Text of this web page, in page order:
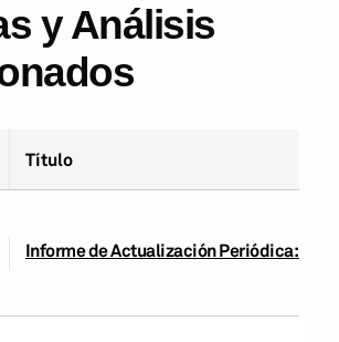
y Análisis
Título
Informe de Actualización Periódica: